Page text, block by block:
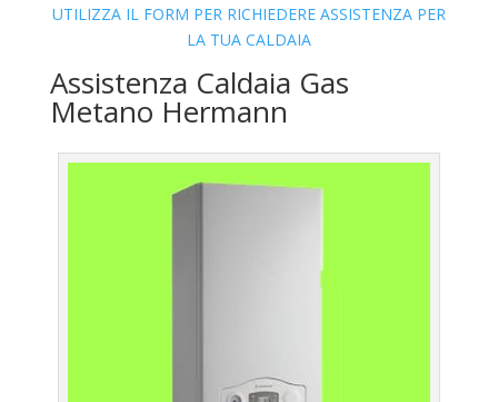
UTILIZZA IL FORM PER RICHIEDERE ASSISTENZA PER
LA TUA CALDAIA
Assistenza Caldaia Gas
Metano Hermann